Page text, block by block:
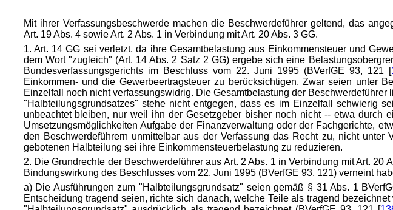
Mit ihrer Verfassungsbeschwerde machen die Beschwerdeführer geltend, das
Art. 19 Abs. 4 sowie Art. 2 Abs. 1 in Verbindung mit Art. 20 Abs. 3 GG.
1. Art. 14 GG sei verletzt, da ihre Gesamtbelastung aus Einkommensteuer und
dem Wort "zugleich" (Art. 14 Abs. 2 Satz 2 GG) ergebe sich eine
Bundesverfassungsgerichts im Beschluss vom 22. Juni 1995 (BVerfGE 93, 121 [
Einkommen- und die Gewerbeertragsteuer zu berücksichtigen. Zwar seien unter
Einzelfall noch nicht verfassungswidrig. Die Gesamtbelastung der
"Halbteilungsgrundsatzes" stehe nicht entgegen, dass es im Einzelfall schwierig
unbeachtet bleiben, nur weil ihn der Gesetzgeber bisher noch nicht -- etwa durch
Umsetzungsmöglichkeiten Aufgabe der Finanzverwaltung oder der Fachgerichte,
den Beschwerdeführern unmittelbar aus der Verfassung das Recht zu, nicht
gebotenen Halbteilung sei ihre Einkommensteuerbelastung zu reduzieren.
2. Die Grundrechte der Beschwerdeführer aus Art. 2 Abs. 1 in Verbindung mit Art. 20
Bindungswirkung des Beschlusses vom 22. Juni 1995 (BVerfGE 93, 121) verneint
a) Die Ausführungen zum "Halbteilungsgrundsatz" seien gemäß § 31 Abs. 1
Entscheidung tragend seien, richte sich danach, welche Teile als tragend